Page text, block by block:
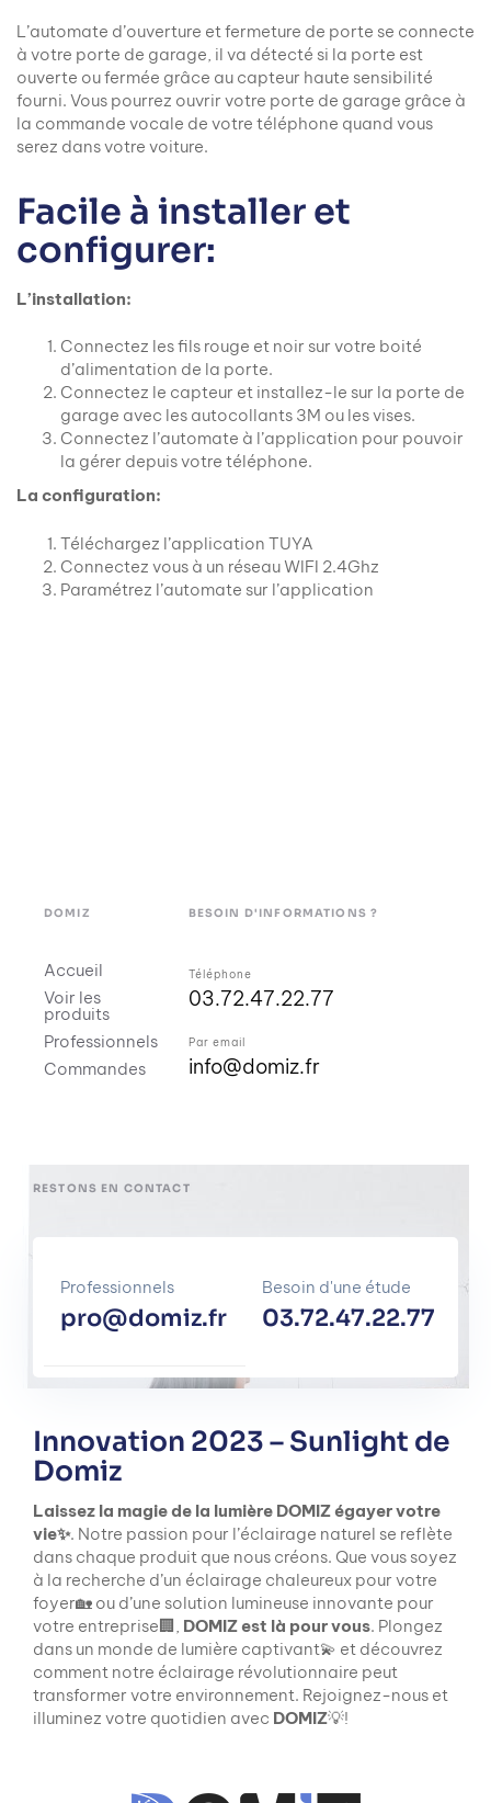
L’automate d’ouverture et fermeture de porte se connecte
à votre porte de garage, il va détecté si la porte est
ouverte ou fermée grâce au capteur haute sensibilité
fourni. Vous pourrez ouvrir votre porte de garage grâce à
la commande vocale de votre téléphone quand vous
serez dans votre voiture.
Facile à installer et
configurer:
L’installation:
Connectez les fils rouge et noir sur votre boité
d’alimentation de la porte.
Connectez le capteur et installez-le sur la porte de
garage avec les autocollants 3M ou les vises.
Connectez l’automate à l’application pour pouvoir
la gérer depuis votre téléphone.
La configuration:
Téléchargez l’application TUYA
Connectez vous à un réseau WIFI 2.4Ghz
Paramétrez l’automate sur l’application
DOMIZ
Accueil
Voir les
produits
Professionnels
Commandes
BESOIN D'INFORMATIONS ?
Téléphone
03.72.47.22.77
Par email
info@domiz.fr
RESTONS EN CONTACT
Professionnels
pro@domiz.fr
Besoin d'une étude
03.72.47.22.77
Innovation 2023 – Sunlight de
Domiz
Laissez la magie de la lumière DOMIZ égayer votre
vie✨. Notre passion pour l’éclairage naturel se reflète
dans chaque produit que nous créons. Que vous soyez
à la recherche d’un éclairage chaleureux pour votre
foyer🏡 ou d’une solution lumineuse innovante pour
votre entreprise🏢, DOMIZ est là pour vous. Plongez
dans un monde de lumière captivant💫 et découvrez
comment notre éclairage révolutionnaire peut
transformer votre environnement. Rejoignez-nous et
illuminez votre quotidien avec DOMIZ💡!